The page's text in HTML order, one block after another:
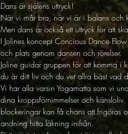
Dans är själens uttryck!
När vi mår bra, när vi är i balans och
Men dans är också ett uttryck för att
I Jolines koncept Concious Dance
och plats genom dansen och rörelser.
Joline guidar gruppen för att komma i
du är ditt liv och du vet allra bäst vad
Vi har alla varsin Yogamatta som vi
dina kroppsförnimmelser och
blockeringar kan få chans att frigöras
andning hitta läkning inifrån.